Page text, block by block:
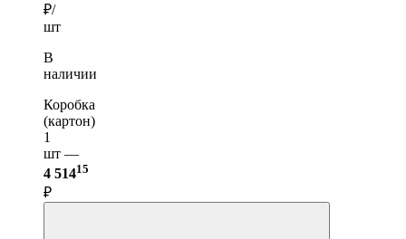
₽/
шт
В
наличии
Коробка
(картон)
1
шт —
4 51415
₽